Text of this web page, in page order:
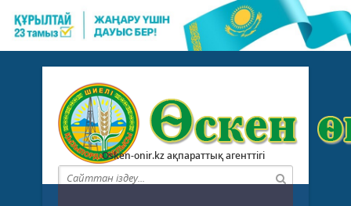
Osken-onir.kz ақпараттық агенттігі